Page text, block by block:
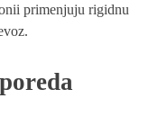
primenjuju rigidnu